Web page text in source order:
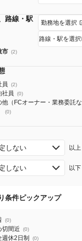
路線・駅 勤務地を選択
路線・駅を選択
市 (2)
員 (2)
社員 (0)
他（FCオーナー・業務委託な
(0)
しない 以上
しない 以下
条件ピックアップ
(0)
切間近 (0)
週休2日制 (0)